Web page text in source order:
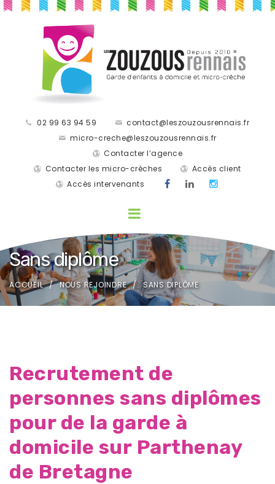
02 99 63 94 59
contact@leszouzousrennais.fr
micro-creche@leszouzousrennais.fr
Contacter l’agence
Contacter les micro-crèches
Accès client
Accès intervenants
Sans diplôme
ACCUEIL NOUS REJOINDRE SANS DIPLÔME
Recrutement de
personnes sans diplômes
pour de la garde à
domicile sur Parthenay
de Bretagne